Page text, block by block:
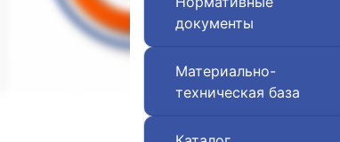
документы
Материально-
техническая база